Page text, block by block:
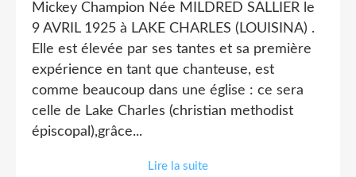
Mickey Champion Née MILDRED SALLIER le
9 AVRIL 1925 à LAKE CHARLES (LOUISINA) .
Elle est élevée par ses tantes et sa première
expérience en tant que chanteuse, est
comme beaucoup dans une église : ce sera
celle de Lake Charles (christian methodist
épiscopal),grâce...
Lire la suite